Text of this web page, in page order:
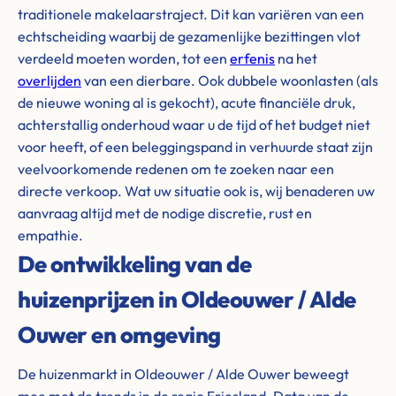
traditionele makelaarstraject. Dit kan variëren van een
echtscheiding waarbij de gezamenlijke bezittingen vlot
verdeeld moeten worden, tot een erfenis na het
overlijden van een dierbare. Ook dubbele woonlasten (als
de nieuwe woning al is gekocht), acute financiële druk,
achterstallig onderhoud waar u de tijd of het budget niet
voor heeft, of een beleggingspand in verhuurde staat zijn
veelvoorkomende redenen om te zoeken naar een
directe verkoop. Wat uw situatie ook is, wij benaderen uw
aanvraag altijd met de nodige discretie, rust en
empathie.
De ontwikkeling van de
huizenprijzen in Oldeouwer / Alde
Ouwer en omgeving
De huizenmarkt in Oldeouwer / Alde Ouwer beweegt